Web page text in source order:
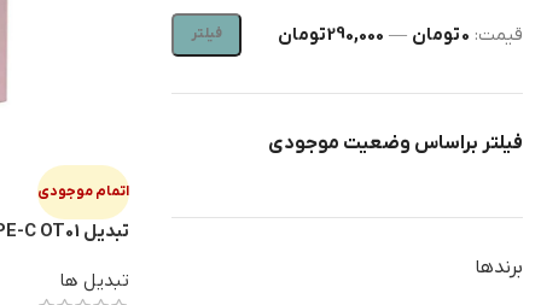
فیلتر قیمت: 0 تومان — 290,000 تومان
فیلتر براساس وضعیت موجودی
برندها
اتمام موجودی
تبديل HISKA OTG TYPE-C OT01
تبدیل ها